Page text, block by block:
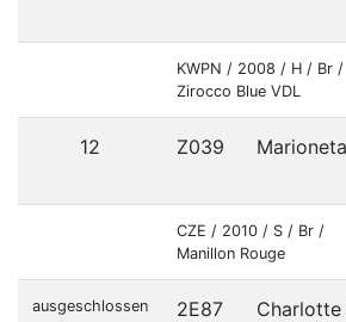
KWPN / 2008 / H / Br /
Zirocco Blue VDL
12 Z039 Marioneta
CZE / 2010 / S / Br /
Manillon Rouge
ausgeschlossen 2E87 Charlotte